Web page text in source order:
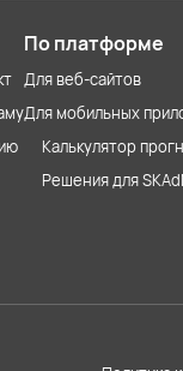
По платформе
Для веб-сайтов
Для мобильных
Калькулятор
Решения для